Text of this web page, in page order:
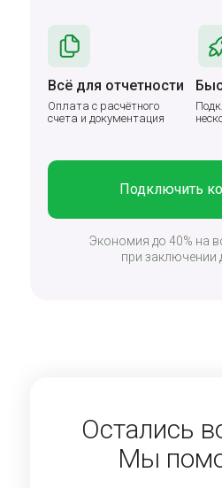
Подключить
Экономия до 40% на
при заключении
Всё для отчетности
Оплата с расчётного
счета и документация
Остались
Мы